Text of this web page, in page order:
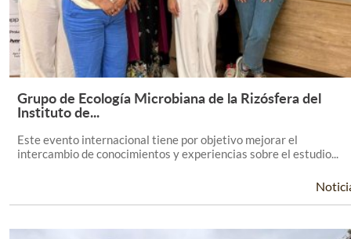
Leer Más +
Grupo de Ecología Microbiana de la Rizósfera del
Instituto de...
Este evento internacional tiene por objetivo mejorar el
intercambio de conocimientos y experiencias sobre el estudio...